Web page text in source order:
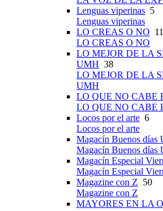
Lenguas viperinas 5
Lenguas viperinas
LO CREAS O NO 11
LO CREAS O NO
LO MEJOR DE LA
UMH 38
LO MEJOR DE LA
UMH
LO QUE NO CABE
LO QUE NO CABE
Locos por el arte 6
Locos por el arte
Magacín Buenos días
Magacín Buenos días
Magacín Especial
Magacín Especial
Magazine con Z 50
Magazine con Z
MAYORES EN LA